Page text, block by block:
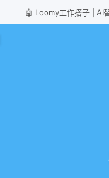
🤖 Loomy工作搭子 | AI